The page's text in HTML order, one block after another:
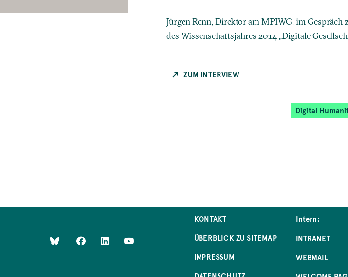
Jürgen Renn, Direktor am MPIWG, im
des Wissenschaftsjahres 2014 „Digitale
ZUM INTERVIEW
Digital
KONTAKT
ÜBERBLICK ZU SITEMAP
IMPRESSUM
Intern:
INTRANET
WEBMAIL